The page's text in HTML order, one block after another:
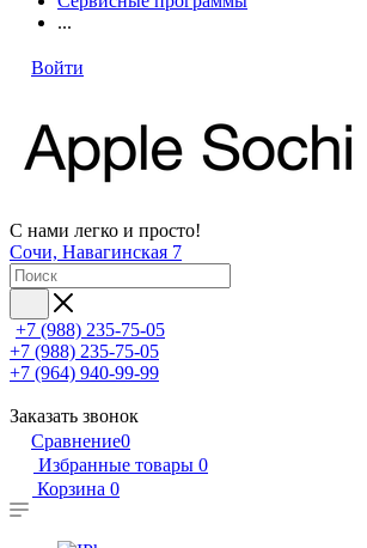
...
Войти
С нами легко и просто!
Сочи, Навагинская 7
+7 (988) 235-75-05
+7 (988) 235-75-05
+7 (964) 940-99-99
Заказать звонок
Сравнение0
Избранные товары 0
Корзина 0